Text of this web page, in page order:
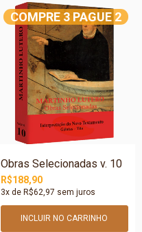
COMPRE 3 PAGUE 2
Obras Selecionadas v. 10
R$188,90
3x de R$62,97 sem juros